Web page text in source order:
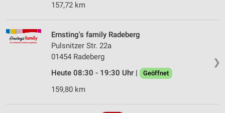
157,72 km
❯
Ernsting's family Radeberg
Pulsnitzer Str. 22a
01454 Radeberg
Heute 08:30 - 19:30 Uhr |
Geöffnet
159,80 km